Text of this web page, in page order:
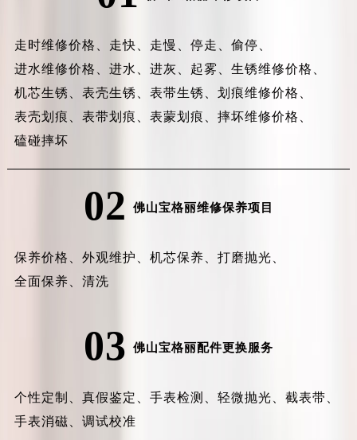
走时维修价格、 走快、 走慢、 停走、 偷停、
进水维修价格、 进水、 进灰、 起雾、 生锈维修价格、
机芯生锈、 表壳生锈、 表带生锈、 划痕维修价格、
表壳划痕、 表带划痕、 表蒙划痕、 摔坏维修价格、
磕碰摔坏
02 佛山宝格丽维修保养项目
保养价格、 外观维护、 机芯保养、 打磨抛光、
全面保养、 清洗
03 佛山宝格丽配件更换服务
个性定制、 真假鉴定、 手表检测、 轻微抛光、 截表带、
手表消磁、 调试校准